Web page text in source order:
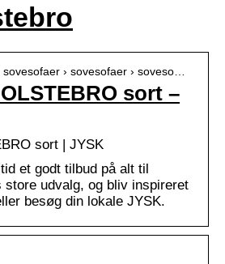
› sovesofaer › soveso…
sort –
sort | JYSK
et godt tilbud på alt til
store udvalg, og bliv inspireret
besøg din lokale JYSK.